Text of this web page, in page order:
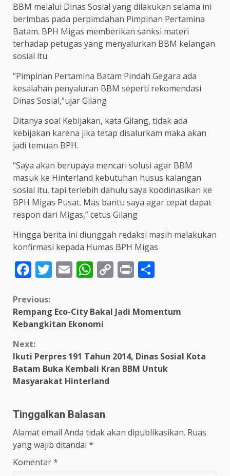
BBM melalui Dinas Sosial yang dilakukan selama ini
berimbas pada perpimdahan Pimpinan Pertamina
Batam. BPH Migas memberikan sanksi materi
terhadap petugas yang menyalurkan BBM kelangan
sosial itu.
“Pimpinan Pertamina Batam Pindah Gegara ada
kesalahan penyaluran BBM seperti rekomendasi
Dinas Sosial,”ujar Gilang
Ditanya soal Kebijakan, kata Gilang, tidak ada
kebijakan karena jika tetap disalurkam maka akan
jadi temuan BPH.
“Saya akan berupaya mencari solusi agar BBM
masuk ke Hinterland kebutuhan husus kalangan
sosial itu, tapi terlebih dahulu saya koodinasikan ke
BPH Migas Pusat. Mas bantu saya agar cepat dapat
respon dari Migas,” cetus Gilang
Hingga berita ini diunggah redaksi masih melakukan
konfirmasi kepada Humas BPH Migas
Facebook
Twitter
EmailWhatsApp
Copy
Print
Continue
Reading
Previous:
Rempang Eco-City Bakal Jadi Momentum
Kebangkitan Ekonomi
Next:
Ikuti Perpres 191 Tahun 2014, Dinas Sosial Kota
Batam Buka Kembali Kran BBM Untuk
Masyarakat Hinterland
Tinggalkan Balasan
Alamat email Anda tidak akan dipublikasikan. Ruas
yang wajib ditandai *
Komentar*